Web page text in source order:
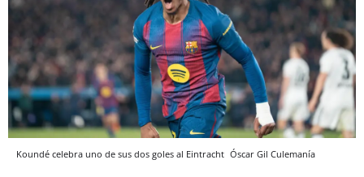
Koundé celebra uno de sus dos goles al Eintracht Óscar Gil Culemanía